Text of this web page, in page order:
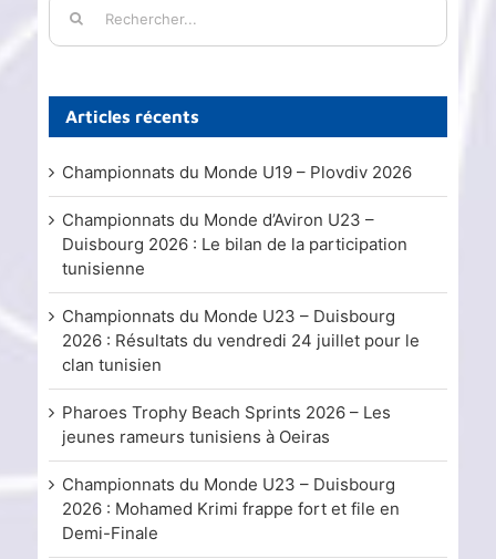
Articles récents
Championnats du Monde U19 – Plovdiv 2026
Championnats du Monde d’Aviron U23 –
Duisbourg 2026 : Le bilan de la participation
tunisienne
Championnats du Monde U23 – Duisbourg
2026 : Résultats du vendredi 24 juillet pour le
clan tunisien
Pharoes Trophy Beach Sprints 2026 – Les
jeunes rameurs tunisiens à Oeiras
Championnats du Monde U23 – Duisbourg
2026 : Mohamed Krimi frappe fort et file en
Demi-Finale